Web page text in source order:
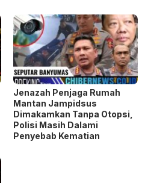
Jenazah Penjaga Rumah
Mantan Jampidsus
Dimakamkan Tanpa Otopsi,
Polisi Masih Dalami
Penyebab Kematian